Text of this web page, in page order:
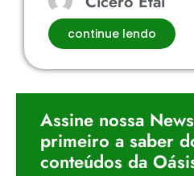
continue lendo
Assine nossa
primeiro a saber
conteúdos da